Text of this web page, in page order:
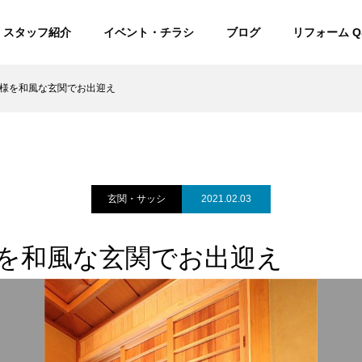
スタッフ紹介 イベント・チラシ ブログ リフォーム
を和風な玄関でお出迎え
玄関・サッシ 2021.02.03
和風な玄関でお出迎え